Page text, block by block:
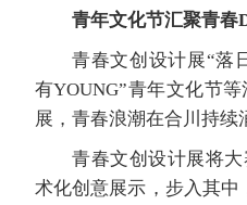
青年文化节汇聚青春
青春文创设计展“落
有YOUNG”青年文化节
展，青春浪潮在合川持续
青春文创设计展将
术化创意展示，步入其中